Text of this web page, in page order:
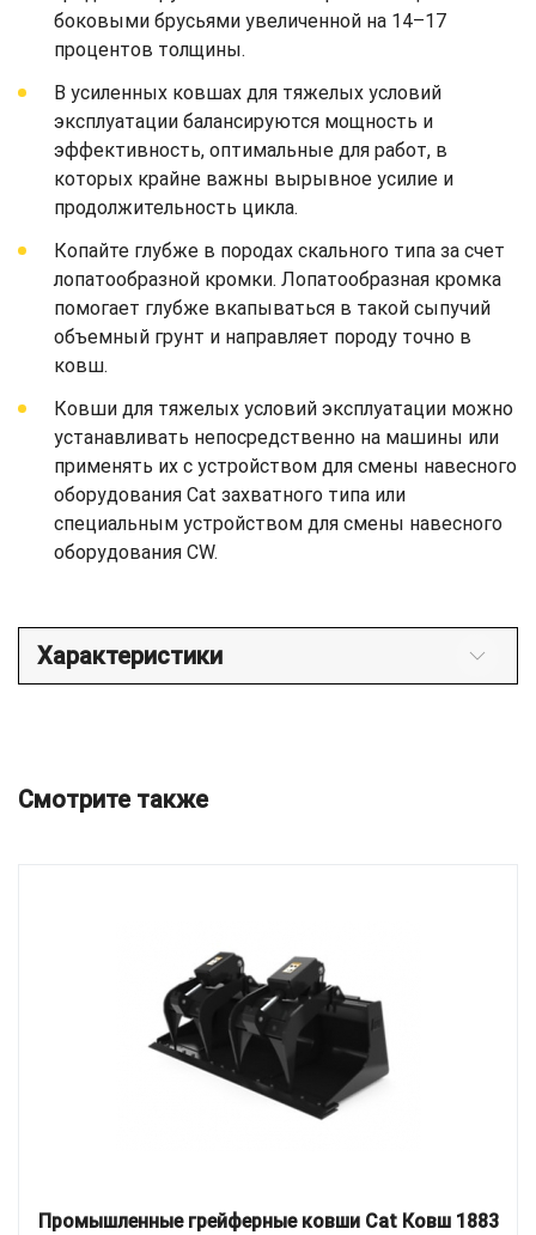
боковыми брусьями увеличенной на 14–17
процентов толщины.
В усиленных ковшах для тяжелых условий
эксплуатации балансируются мощность и
эффективность, оптимальные для работ, в
которых крайне важны вырывное усилие и
продолжительность цикла.
Копайте глубже в породах скального типа за счет
лопатообразной кромки. Лопатообразная кромка
помогает глубже вкапываться в такой сыпучий
объемный грунт и направляет породу точно в
ковш.
Ковши для тяжелых условий эксплуатации можно
устанавливать непосредственно на машины или
применять их с устройством для смены навесного
оборудования Cat захватного типа или
специальным устройством для смены навесного
оборудования CW.
Характеристики
Смотрите также
Промышленные грейферные ковши Cat Ковш 1883